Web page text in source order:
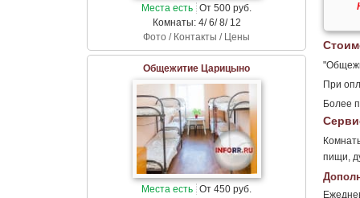
Места есть От 500 руб.
Комнаты: 4/ 6/ 8/ 12
Фото / Контакты / Цены
Общежитие Царицыно
Места есть От 450 руб.
При
Более
пищи,